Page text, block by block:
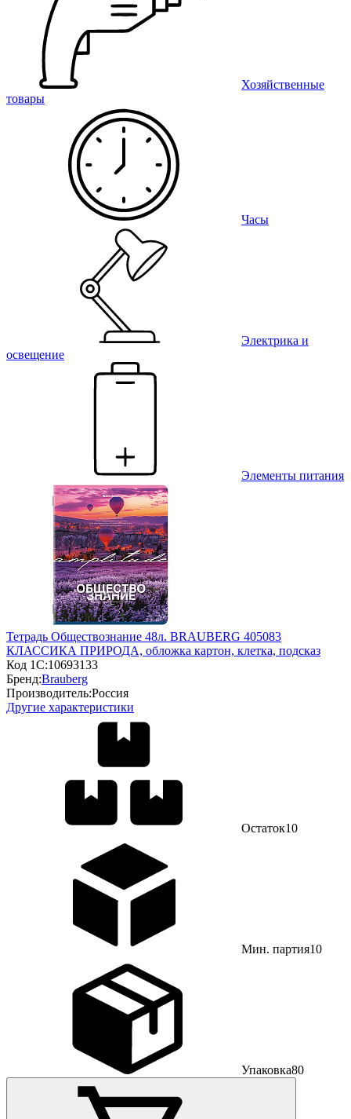
Хозяйственные
товары
Часы
Электрика и
освещение
Элементы питания
Тетрадь Обществознание 48л. BRAUBERG 405083
КЛАССИКА ПРИРОДА, обложка картон, клетка, подсказ
Код 1С:10693133
Бренд:Brauberg
Производитель:Россия
Другие характеристики
Остаток10
Мин. партия10
Упаковка80